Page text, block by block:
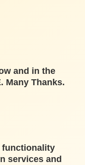
and in the
Many Thanks.
functionality
services and